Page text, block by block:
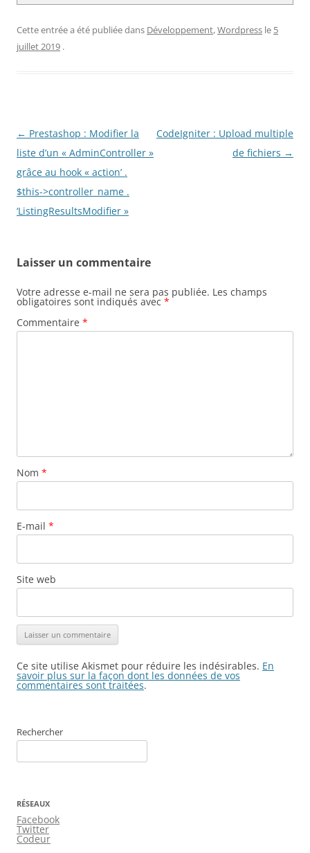
Cette entrée a été publiée dans Développement,Wordpress le 5
juillet 2019 .
Navigation des articles
← Prestashop : Modifier la
liste d’un « AdminController »
grâce au hook « action’ .
$this->controller_name .
‘ListingResultsModifier »
CodeIgniter : Upload multiple
de fichiers →
Laisser un commentaire
Votre adresse e-mail ne sera pas publiée. Les champs
obligatoires sont indiqués avec *
Commentaire *
Nom *
E-mail *
Site web
Ce site utilise Akismet pour réduire les indésirables. En
savoir plus sur la façon dont les données de vos
commentaires sont traitées.
Rechercher
RÉSEAUX
Facebook
Twitter
Codeur